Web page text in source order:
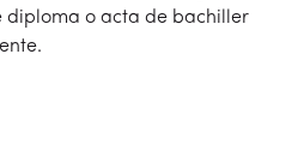
diploma o acta de bachiller